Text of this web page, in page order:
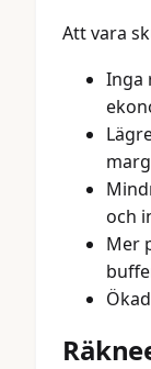
Att vara
Inga
och
Mer